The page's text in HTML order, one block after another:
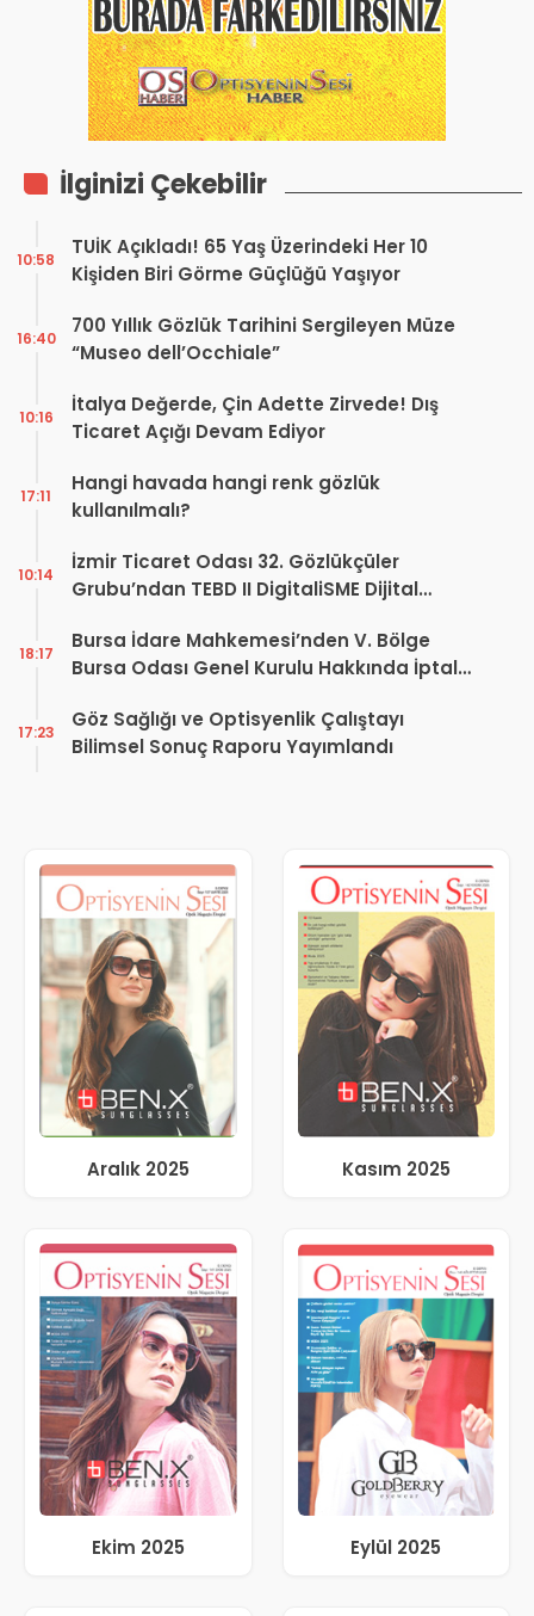
İlginizi Çekebilir
TUİK Açıkladı! 65 Yaş Üzerindeki Her 10
Kişiden Biri Görme Güçlüğü Yaşıyor
10:58
700 Yıllık Gözlük Tarihini Sergileyen Müze
“Museo dell’Occhiale”
16:40
İtalya Değerde, Çin Adette Zirvede! Dış
Ticaret Açığı Devam Ediyor
10:16
Hangi havada hangi renk gözlük
kullanılmalı?
17:11
İzmir Ticaret Odası 32. Gözlükçüler
Grubu’ndan TEBD II DigitaliSME Dijital
10:14
Bursa İdare Mahkemesi’nden V. Bölge
Bursa Odası Genel Kurulu Hakkında İptal
18:17
Göz Sağlığı ve Optisyenlik Çalıştayı
Bilimsel Sonuç Raporu Yayımlandı
17:23
Aralık 2025 Kasım 2025
Ekim 2025 Eylül 2025